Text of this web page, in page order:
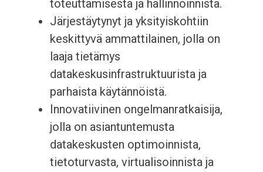
toteuttamisesta ja hallinnoinnista.
Järjestäytynyt ja yksityiskohtiin
keskittyvä ammattilainen, jolla on
laaja tietämys
datakeskusinfrastruktuurista ja
parhaista käytännöistä.
Innovatiivinen ongelmanratkaisija,
jolla on asiantuntemusta
datakeskusten optimoinnista,
tietoturvasta, virtualisoinnista ja